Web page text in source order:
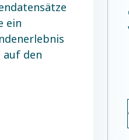
ein
auf den